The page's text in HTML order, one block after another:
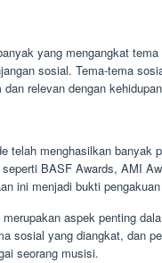
yang mengangkat
sosial. Tema-tema
relevan dengan
telah menghasilkan banyak
BASF Awards, AMI
ini menjadi bukti
aspek penting
sosial yang diangkat, dan
seorang musisi.